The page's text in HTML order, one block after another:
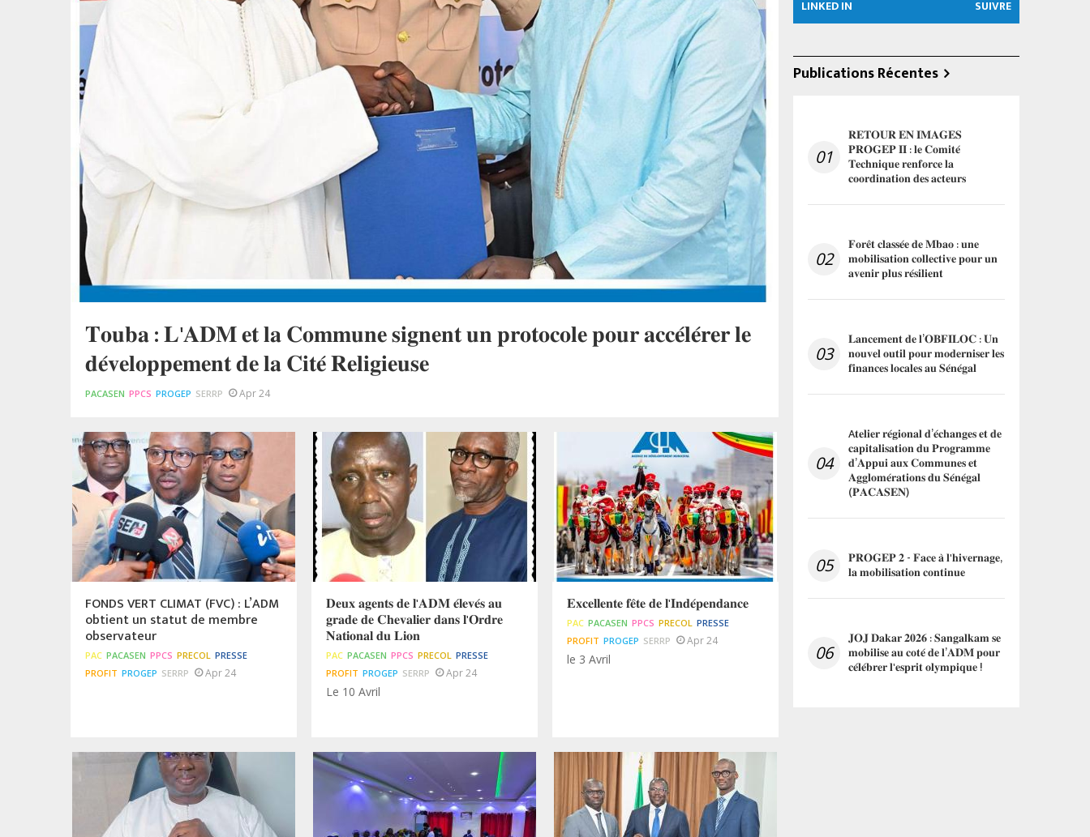
𝐓𝐨𝐮𝐛𝐚 : 𝐋'𝐀𝐃𝐌 𝐞𝐭 𝐥𝐚 𝐂𝐨𝐦𝐦𝐮𝐧𝐞 𝐬𝐢𝐠𝐧𝐞𝐧𝐭 𝐮𝐧 𝐩𝐫𝐨𝐭𝐨𝐜𝐨𝐥𝐞 𝐩𝐨𝐮𝐫 𝐚𝐜𝐜𝐞́𝐥𝐞́𝐫𝐞𝐫 𝐥𝐞
𝐝𝐞́𝐯𝐞𝐥𝐨𝐩𝐩𝐞𝐦𝐞𝐧𝐭 𝐝𝐞 𝐥𝐚 𝐂𝐢𝐭𝐞́ 𝐑𝐞𝐥𝐢𝐠𝐢𝐞𝐮𝐬𝐞
PACASEN PPCS PROGEP SERRP Apr 24
FONDS VERT CLIMAT (FVC) : L’ADM
obtient un statut de membre
observateur
PAC PACASEN PPCS PRECOL PRESSE
PROFIT PROGEP SERRP Apr 24
𝐃𝐞𝐮𝐱 𝐚𝐠𝐞𝐧𝐭𝐬 𝐝𝐞 𝐥'𝐀𝐃𝐌 𝐞́𝐥𝐞𝐯𝐞́𝐬 𝐚𝐮
𝐠𝐫𝐚𝐝𝐞 𝐝𝐞 𝐂𝐡𝐞𝐯𝐚𝐥𝐢𝐞𝐫 𝐝𝐚𝐧𝐬 𝐥'𝐎𝐫𝐝𝐫𝐞
𝐍𝐚𝐭𝐢𝐨𝐧𝐚𝐥 𝐝𝐮 𝐋𝐢𝐨𝐧
PAC PACASEN PPCS PRECOL PRESSE
PROFIT PROGEP SERRP Apr 24
Le 10 Avril
𝐄𝐱𝐜𝐞𝐥𝐥𝐞𝐧𝐭𝐞 𝐟𝐞̂𝐭𝐞 𝐝𝐞 𝐥'𝐈𝐧𝐝𝐞́𝐩𝐞𝐧𝐝𝐚𝐧𝐜𝐞
PAC PACASEN PPCS PRECOL PRESSE
PROFIT PROGEP SERRP Apr 24
le 3 Avril
LINKED IN SUIVRE
Publications Récentes
01
𝐑𝐄𝐓𝐎𝐔𝐑 𝐄𝐍 𝐈𝐌𝐀𝐆𝐄𝐒
𝐏𝐑𝐎𝐆𝐄𝐏 𝐈𝐈 : 𝐥𝐞 𝐂𝐨𝐦𝐢𝐭𝐞́
𝐓𝐞𝐜𝐡𝐧𝐢𝐪𝐮𝐞 𝐫𝐞𝐧𝐟𝐨𝐫𝐜𝐞 𝐥𝐚
𝐜𝐨𝐨𝐫𝐝𝐢𝐧𝐚𝐭𝐢𝐨𝐧 𝐝𝐞𝐬 𝐚𝐜𝐭𝐞𝐮𝐫𝐬
02
𝐅𝐨𝐫𝐞̂𝐭 𝐜𝐥𝐚𝐬𝐬𝐞́𝐞 𝐝𝐞 𝐌𝐛𝐚𝐨 : 𝐮𝐧𝐞
𝐦𝐨𝐛𝐢𝐥𝐢𝐬𝐚𝐭𝐢𝐨𝐧 𝐜𝐨𝐥𝐥𝐞𝐜𝐭𝐢𝐯𝐞 𝐩𝐨𝐮𝐫 𝐮𝐧
𝐚𝐯𝐞𝐧𝐢𝐫 𝐩𝐥𝐮𝐬 𝐫𝐞́𝐬𝐢𝐥𝐢𝐞𝐧𝐭
03
𝐋𝐚𝐧𝐜𝐞𝐦𝐞𝐧𝐭 𝐝𝐞 𝐥’𝐎𝐁𝐅𝐈𝐋𝐎𝐂 : 𝐔𝐧
𝐧𝐨𝐮𝐯𝐞𝐥 𝐨𝐮𝐭𝐢𝐥 𝐩𝐨𝐮𝐫 𝐦𝐨𝐝𝐞𝐫𝐧𝐢𝐬𝐞𝐫 𝐥𝐞𝐬
𝐟𝐢𝐧𝐚𝐧𝐜𝐞𝐬 𝐥𝐨𝐜𝐚𝐥𝐞𝐬 𝐚𝐮 𝐒𝐞́𝐧𝐞́𝐠𝐚𝐥
04
A𝐭𝐞𝐥𝐢𝐞𝐫 𝐫𝐞́𝐠𝐢𝐨𝐧𝐚𝐥 𝐝’𝐞́𝐜𝐡𝐚𝐧𝐠𝐞𝐬 𝐞𝐭 𝐝𝐞
𝐜𝐚𝐩𝐢𝐭𝐚𝐥𝐢𝐬𝐚𝐭𝐢𝐨𝐧 𝐝𝐮 𝐏𝐫𝐨𝐠𝐫𝐚𝐦𝐦𝐞
𝐝’𝐀𝐩𝐩𝐮𝐢 𝐚𝐮𝐱 𝐂𝐨𝐦𝐦𝐮𝐧𝐞𝐬 𝐞𝐭
𝐀𝐠𝐠𝐥𝐨𝐦𝐞́𝐫𝐚𝐭𝐢𝐨𝐧𝐬 𝐝𝐮 𝐒𝐞́𝐧𝐞́𝐠𝐚𝐥
(𝐏𝐀𝐂𝐀𝐒𝐄𝐍)
05 𝐏𝐑𝐎𝐆𝐄𝐏 𝟐 - 𝐅𝐚𝐜𝐞 𝐚̀ 𝐥'𝐡𝐢𝐯𝐞𝐫𝐧𝐚𝐠𝐞,
𝐥𝐚 𝐦𝐨𝐛𝐢𝐥𝐢𝐬𝐚𝐭𝐢𝐨𝐧 𝐜𝐨𝐧𝐭𝐢𝐧𝐮𝐞
06
𝐉𝐎𝐉 𝐃𝐚𝐤𝐚𝐫 𝟐𝟎𝟐𝟔 : 𝐒𝐚𝐧𝐠𝐚𝐥𝐤𝐚𝐦 𝐬𝐞
𝐦𝐨𝐛𝐢𝐥𝐢𝐬𝐞 𝐚𝐮 𝐜𝐨𝐭𝐞́ 𝐝𝐞 𝐥’𝐀𝐃𝐌 𝐩𝐨𝐮𝐫
𝐜𝐞́𝐥𝐞́𝐛𝐫𝐞𝐫 𝐥'𝐞𝐬𝐩𝐫𝐢𝐭 𝐨𝐥𝐲𝐦𝐩𝐢𝐪𝐮𝐞 !